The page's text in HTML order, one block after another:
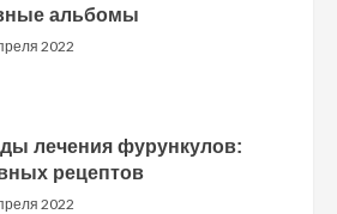
альбомы
2022
лечения фурункулов:
рецептов
2022